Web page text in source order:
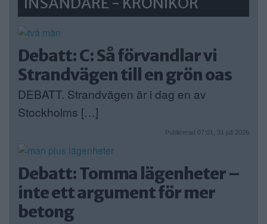
Debatt: C: Så förvandlar vi
Strandvägen till en grön oas
DEBATT. Strandvägen är i dag en av
Stockholms […]
Publicerad 07:01, 31 juli 2026
Debatt: Tomma lägenheter –
inte ett argument för mer
betong